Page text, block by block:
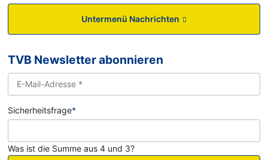
Untermenü Nachrichten
TVB Newsletter abonnieren
Sicherheitsfrage*
Was ist die Summe aus 4 und 3?